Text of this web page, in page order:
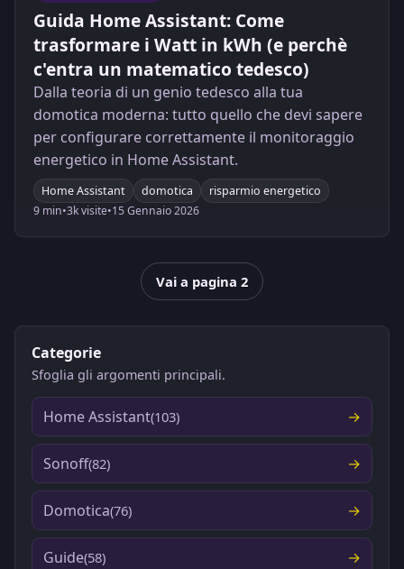
Guida Home Assistant: Come
trasformare i Watt in kWh (e perchè
c'entra un matematico tedesco)
Dalla teoria di un genio tedesco alla tua
domotica moderna: tutto quello che devi sapere
per configurare correttamente il monitoraggio
energetico in Home Assistant.
Home Assistant domotica
risparmio energetico
9 min•3k visite•15 Gennaio 2026
Vai a pagina 2
Categorie
Sfoglia gli argomenti principali.
Home Assistant(103)
Sonoff(82)
Domotica(76)
Guide(58)